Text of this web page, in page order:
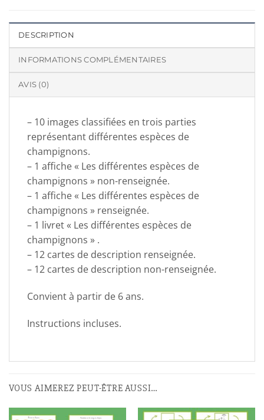
DESCRIPTION
INFORMATIONS COMPLÉMENTAIRES
AVIS (0)
– 10 images classifiées en trois parties
représentant différentes espèces de
champignons.
– 1 affiche « Les différentes espèces de
champignons » non-renseignée.
– 1 affiche « Les différentes espèces de
champignons » renseignée.
– 1 livret « Les différentes espèces de
champignons » .
– 12 cartes de description renseignée.
– 12 cartes de description non-renseignée.
Convient à partir de 6 ans.
Instructions incluses.
VOUS AIMEREZ PEUT-ÊTRE AUSSI…